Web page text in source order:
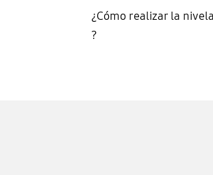
¿Cómo realizar la
?